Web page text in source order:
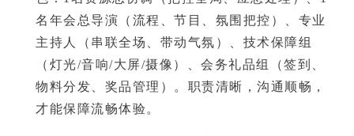
名 年会总导演 （流程、节目、氛围把控）、专业
主持人
（串联全场、带动气氛）、 技术保障组
（灯光/音响/大屏/摄像）、会务礼品组（签到、
物料分发、奖品管理）。职责清晰，沟通顺畅，
才能保障流畅体验。